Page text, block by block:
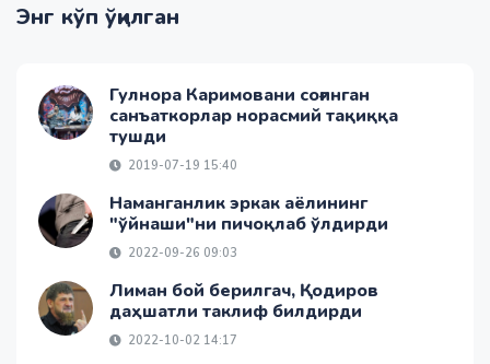
Энг кўп ўқилган
Гулнора Каримовани соғинган
санъаткорлар норасмий тақиққа
тушди
2019-07-19 15:40
Наманганлик эркак аёлининг
"ўйнаши"ни пичоқлаб ўлдирди
2022-09-26 09:03
Лиман бой берилгач, Қодиров
даҳшатли таклиф билдирди
2022-10-02 14:17